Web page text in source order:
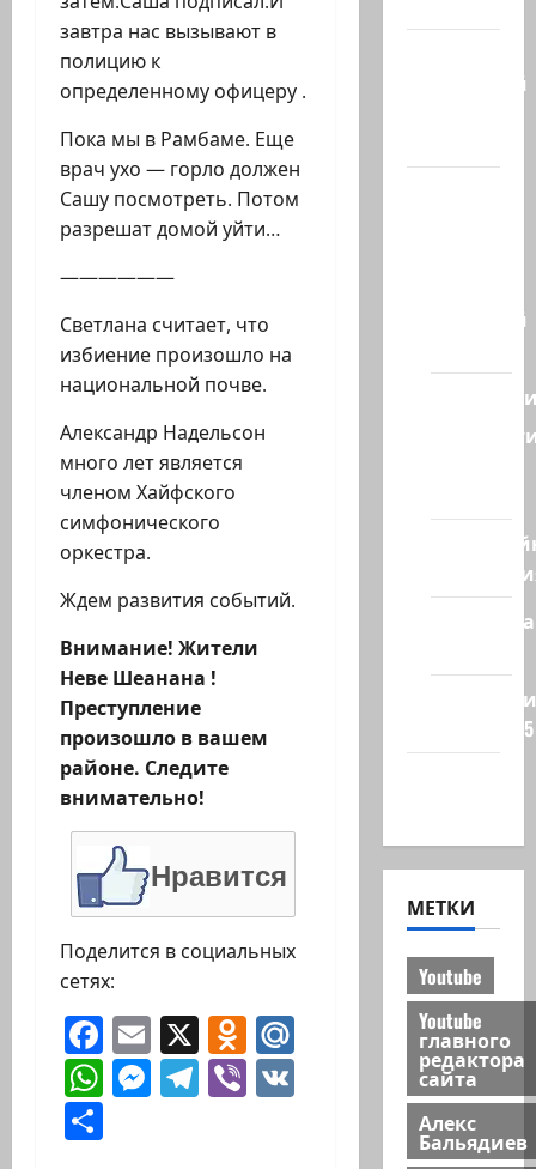
завтра нас вызывают в
полицию к
определенному офицеру .
Пока мы в Рамбаме. Еще
врач ухо — горло должен
Сашу посмотреть. Потом
разрешат домой уйти…
——————
Светлана считает, что
избиение произошло на
национальной почве.
Александр Надельсон
много лет является
членом Хайфского
симфонического
оркестра.
Ждем развития событий.
Внимание! Жители
Неве Шеанана !
Преступление
произошло в вашем
районе. Следите
внимательно!
Нравится
Поделится в социальных
сетях:
Facebook
Email
X Odnoklassniki
Mail.Ru
WhatsApp
Messenger
Telegram
Viber
Котлярский
Ближний
Полемика
сайта 2025
МЕТКИ
Youtube
Youtube
главного
редактора
сайта
Алекс
Бальядиев